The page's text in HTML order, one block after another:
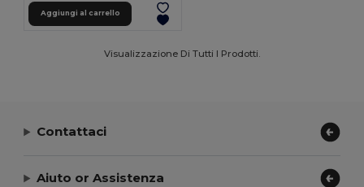
Aggiungi al carrello
Visualizzazione Di Tutti I Prodotti.
Contattaci
Aiuto or Assistenza